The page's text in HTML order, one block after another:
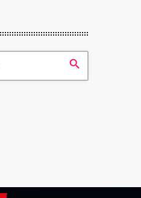
search